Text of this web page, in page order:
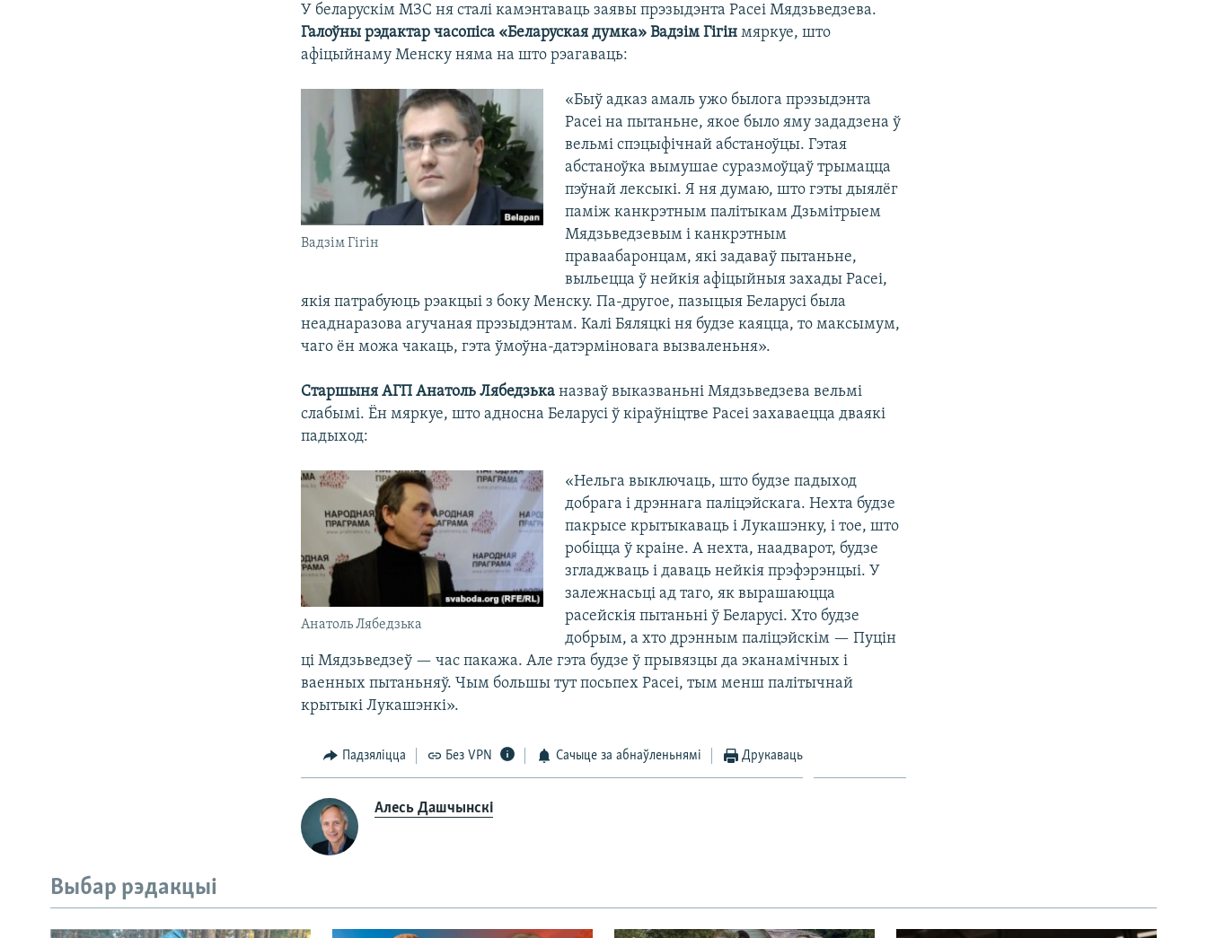
У беларускім МЗС ня сталі камэнтаваць заявы прэзыдэнта Расеі Мядзьведзева.
Галоўны рэдактар часопіса «Беларуская думка» Вадзім Гігін мяркуе, што
афіцыйнаму Менску няма на што рэагаваць:
Вадзім Гігін
«Быў адказ амаль ужо былога прэзыдэнта
Расеі на пытаньне, якое было яму зададзена ў
вельмі спэцыфічнай абстаноўцы. Гэтая
абстаноўка вымушае суразмоўцаў трымацца
пэўнай лексыкі. Я ня думаю, што гэты дыялёг
паміж канкрэтным палітыкам Дзьмітрыем
Мядзьведзевым і канкрэтным
праваабаронцам, які задаваў пытаньне,
выльецца ў нейкія афіцыйныя захады Расеі,
якія патрабуюць рэакцыі з боку Менску. Па-другое, пазыцыя Беларусі была
неаднаразова агучаная прэзыдэнтам. Калі Бяляцкі ня будзе каяцца, то максымум,
чаго ён можа чакаць, гэта ўмоўна-датэрміновага вызваленьня».
Старшыня АГП Анатоль Лябедзька назваў выказваньні Мядзьведзева вельмі
слабымі. Ён мяркуе, што адносна Беларусі ў кіраўніцтве Расеі захаваецца дваякі
падыход:
Анатоль Лябедзька
«Нельга выключаць, што будзе падыход
добрага і дрэннага паліцэйскага. Нехта будзе
пакрысе крытыкаваць і Лукашэнку, і тое, што
робіцца ў краіне. А нехта, наадварот, будзе
згладжваць і даваць нейкія прэфэрэнцыі. У
залежнасьці ад таго, як вырашаюцца
расейскія пытаньні ў Беларусі. Хто будзе
добрым, а хто дрэнным паліцэйскім — Пуцін
ці Мядзьведзеў — час пакажа. Але гэта будзе ў прывязцы да эканамічных і
ваенных пытаньняў. Чым большы тут посьпех Расеі, тым менш палітычнай
крытыкі Лукашэнкі».
Падзяліцца Без VPN Сачыце за абнаўленьнямі Друкаваць
Алесь Дашчынскі
Выбар рэдакцыі